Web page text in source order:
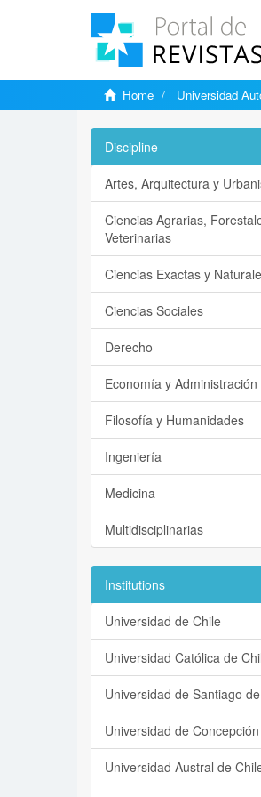
Home Universidad
Discipline
Artes, Arquitectura y
Ciencias Agrarias,
Veterinarias
Ciencias Exactas y
Ciencias Sociales
Derecho
Economía y Administración
Filosofía y Humanidades
Ingeniería
Medicina
Multidisciplinarias
Institutions
Universidad de Chile
Universidad Católica de
Universidad de Santiago
Universidad de Concepción
Universidad Austral de